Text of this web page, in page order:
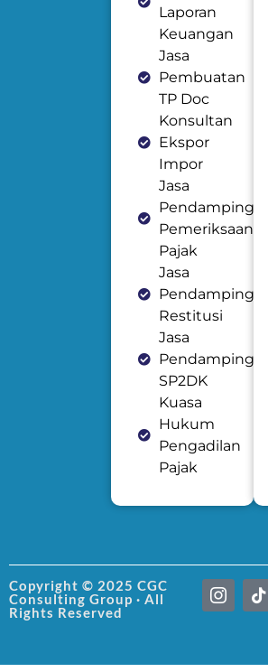
Laporan
Keuangan
Jasa
Pembuatan
TP Doc
Konsultan
Ekspor
Impor
Jasa
Pendampingan
Pemeriksaan
Pajak
Jasa
Pendampingan
Restitusi
Jasa
Pendampingan
SP2DK
Kuasa
Hukum
Pengadilan
Pajak
Copyright © 2025 CGC
Consulting Group · All
Rights Reserved
I
c
i
T
i
k